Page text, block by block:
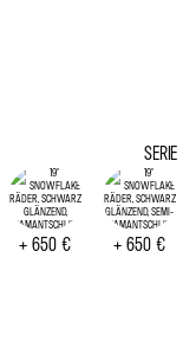
SERIE
+ 650 € + 650 €